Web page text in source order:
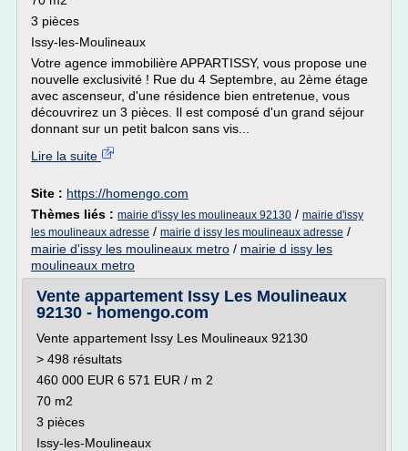
3 pièces
Issy-les-Moulineaux
Votre agence immobilière APPARTISSY, vous propose une
nouvelle exclusivité ! Rue du 4 Septembre, au 2ème étage
avec ascenseur, d'une résidence bien entretenue, vous
découvrirez un 3 pièces. Il est composé d'un grand séjour
donnant sur un petit balcon sans vis...
Lire la suite
Site : https://homengo.com
Thèmes liés : mairie d'issy les moulineaux 92130 / mairie d'issy
les moulineaux adresse / mairie d issy les moulineaux adresse /
mairie d'issy les moulineaux metro / mairie d issy les
moulineaux metro
Vente appartement Issy Les Moulineaux
92130 - homengo.com
Vente appartement Issy Les Moulineaux 92130
> 498 résultats
460 000 EUR 6 571 EUR / m 2
70 m2
3 pièces
Issy-les-Moulineaux